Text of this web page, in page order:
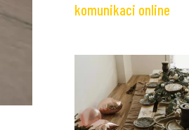
komunikaci online